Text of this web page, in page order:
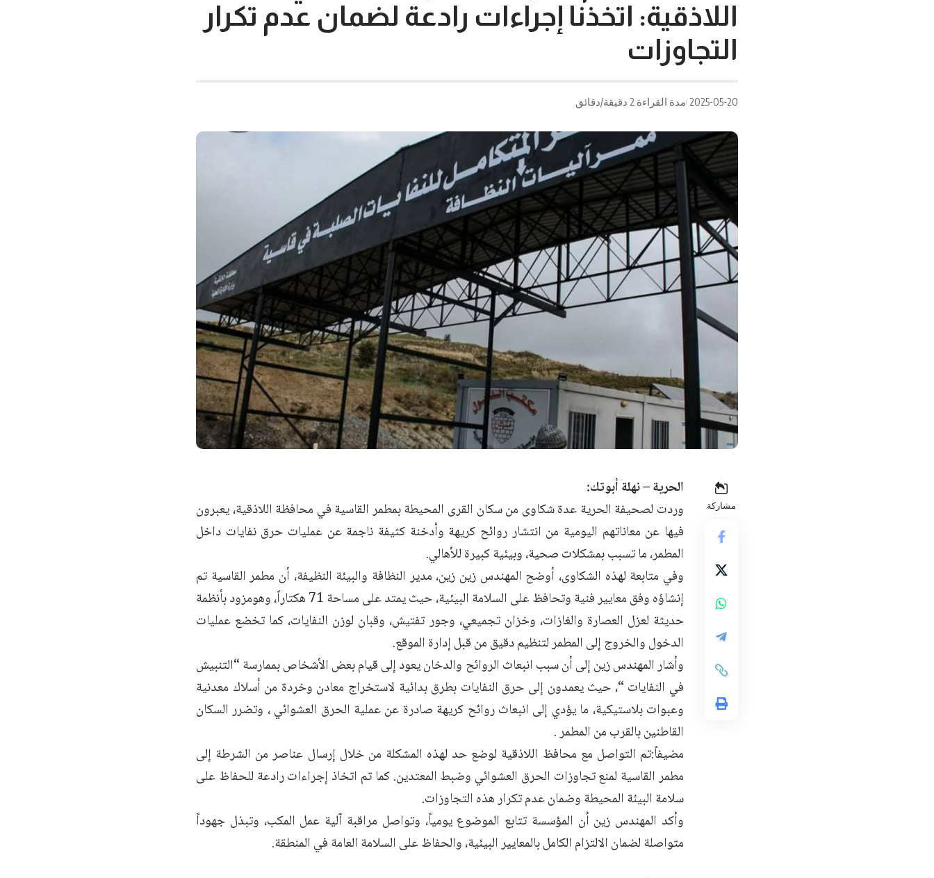
اللاذقية: اتخذنا إجراءات رادعة لضمان عدم تكرار
التجاوزات
2025-05-20 مدة القراءة 2 دقيقة/دقائق
مشاركة
الحرية – نهلة أبوتك:
وردت لصحيفة الحرية عدة شكاوى من سكان القرى المحيطة بمطمر القاسية في محافظة اللاذقية، يعبرون
فيها عن معاناتهم اليومية من انتشار روائح كريهة وأدخنة كثيفة ناجمة عن عمليات حرق نفايات داخل
المطمر، ما تسبب بمشكلات صحية، وبيئية كبيرة للأهالي.
وفي متابعة لهذه الشكاوى، أوضح المهندس زين زين، مدير النظافة والبيئة النظيفة، أن مطمر القاسية تم
إنشاؤه وفق معايير فنية وتحافظ على السلامة البيئية، حيث يمتد على مساحة 71 هكتاراً، وهومزود بأنظمة
حديثة لعزل العصارة والغازات، وخزان تجميعي، وجور تفتيش، وقبان لوزن النفايات، كما تخضع عمليات
الدخول والخروج إلى المطمر لتنظيم دقيق من قبل إدارة الموقع.
وأشار المهندس زين إلى أن سبب انبعاث الروائح والدخان يعود إلى قيام بعض الأشخاص بممارسة “التنبيش
في النفايات “، حيث يعمدون إلى حرق النفايات بطرق بدائية لاستخراج معادن وخردة من أسلاك معدنية
وعبوات بلاستيكية، ما يؤدي إلى انبعاث روائح كريهة صادرة عن عملية الحرق العشوائي ، وتضرر السكان
القاطنين بالقرب من المطمر .
مضيفاً:تم التواصل مع محافظ اللاذقية لوضع حد لهذه المشكلة من خلال إرسال عناصر من الشرطة إلى
مطمر القاسية لمنع تجاوزات الحرق العشوائي وضبط المعتدين. كما تم اتخاذ إجراءات رادعة للحفاظ على
سلامة البيئة المحيطة وضمان عدم تكرار هذه التجاوزات.
وأكد المهندس زين أن المؤسسة تتابع الموضوع يومياً، وتواصل مراقبة آلية عمل المكب، وتبذل جهوداً
متواصلة لضمان الالتزام الكامل بالمعايير البيئية، والحفاظ على السلامة العامة في المنطقة.